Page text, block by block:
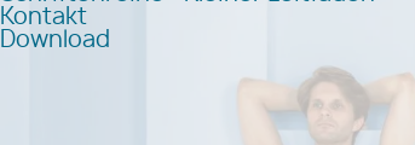
Kontakt
Download